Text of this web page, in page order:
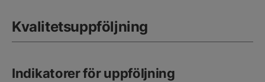
Kvalitetsuppföljning
Indikatorer för uppföljning